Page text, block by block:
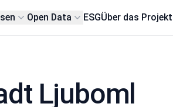
Open Data ESGÜber das Projekt
Ljuboml